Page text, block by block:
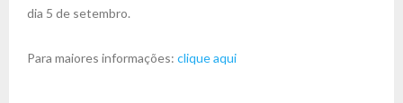
dia 5 de setembro.
Para maiores informações: clique aqui